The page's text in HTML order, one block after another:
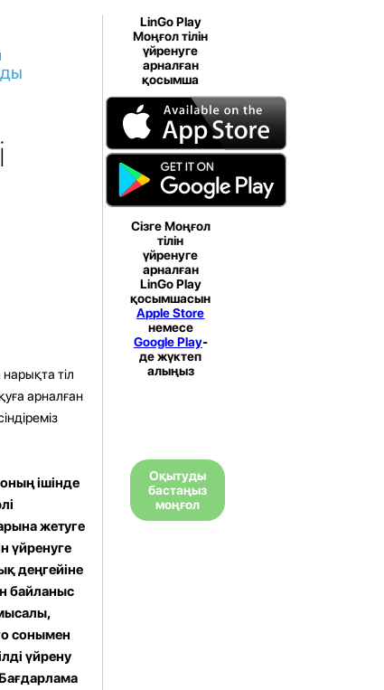
тіл
арналған
ішінде
жетуге
үйренуге
деңгейіне
байланыс
сонымен
үйрену
LinGo Play
Моңғол тілін
үйренуге
арналған
қосымша
Сізге Моңғол
тілін
үйренуге
арналған
LinGo Play
қосымшасын
Apple Store
немесе
Google Play-
де жүктеп
алыңыз
Оқытуды
бастаңыз
моңғол